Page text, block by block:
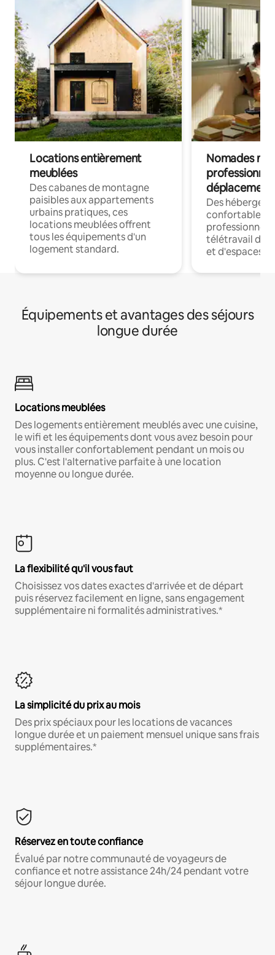
Locations entièrement
meublées
Des cabanes de montagne
paisibles aux appartements
urbains pratiques, ces
locations meublées offrent
tous les équipements d'un
logement standard.
Nomades
déplacement
Des
confortables
professionnels
télétravail
et d'espaces
Équipements et avantages des séjours
longue durée
Locations meublées
Des logements entièrement meublés avec une cuisine,
le wifi et les équipements dont vous avez besoin pour
vous installer confortablement pendant un mois ou
plus. C'est l'alternative parfaite à une location
moyenne ou longue durée.
La flexibilité qu'il vous faut
Choisissez vos dates exactes d'arrivée et de départ
puis réservez facilement en ligne, sans engagement
supplémentaire ni formalités administratives.*
La simplicité du prix au mois
Des prix spéciaux pour les locations de vacances
longue durée et un paiement mensuel unique sans frais
supplémentaires.*
Réservez en toute confiance
Évalué par notre communauté de voyageurs de
confiance et notre assistance 24h/24 pendant votre
séjour longue durée.